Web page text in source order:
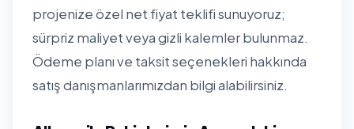
projenize özel net fiyat teklifi sunuyoruz;
sürpriz maliyet veya gizli kalemler bulunmaz.
Ödeme planı ve taksit seçenekleri hakkında
satış danışmanlarımızdan bilgi alabilirsiniz.